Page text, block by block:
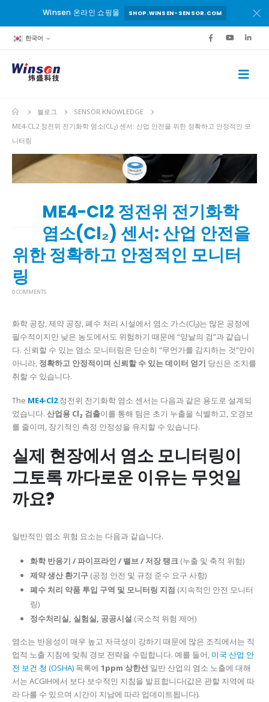
Winsen 온라인 쇼핑몰 SHOP.WINSEN-SENSOR.COM
한국어
블로그
SENSOR KNOWLEDGE
ME4-CL2 정전위 전기화학 염소(CL₂) 센서: 산업 안전을 위한 정확하고 안정적인 모
니터링
ME4-Cl2 정전위 전기화학
염소(Cl₂) 센서: 산업 안전을
위한 정확하고 안정적인 모니터
링
0 COMMENTS
화학 공장, 제약 공장, 폐수 처리 시설에서 염소 가스(Cl₂)는 많은 공정에
필수적이지만 낮은 농도에서도 위험하기 때문에 “양날의 검”과 같습니
다. 신뢰할 수 있는 염소 모니터링은 단순히 “무언가를 감지하는 것”만이
아니라, 정확하고 안정적이며 신뢰할 수 있는 데이터 얻기 당신은 조치를
취할 수 있습니다.
The ME4-Cl2정전위 전기화학 염소 센서는 다음과 같은 용도로 설계되
었습니다. 산업용 Cl₂ 검출이를 통해 팀은 초기 누출을 식별하고, 오경보
를 줄이며, 장기적인 측정 안정성을 유지할 수 있습니다.
실제 현장에서 염소 모니터링이
그토록 까다로운 이유는 무엇일
까요?
일반적인 염소 위험 요소는 다음과 같습니다.
화학 반응기 / 파이프라인 / 밸브 / 저장 탱크(누출 및 축적 위험)
제약 생산 환기구(공정 안전 및 규정 준수 요구 사항)
폐수 처리 약품 투입 구역 및 모니터링 지점 (지속적인 안전 모니터
링)
정수처리실, 실험실, 공공시설 (국소적 위험 제어)
염소는 반응성이 매우 높고 자극성이 강하기 때문에 많은 조직에서는 직
업적 노출 지침에 맞춰 경보 전략을 수립합니다. 예를 들어, 미국 산업 안
전 보건 청 (OSHA) 목록에 1ppm 상한선 일반 산업의 염소 노출에 대해
서는 ACGIH에서 보다 보수적인 지침을 발표합니다(값은 관할 지역에 따
라 다를 수 있으며 시간이 지남에 따라 업데이트됩니다).